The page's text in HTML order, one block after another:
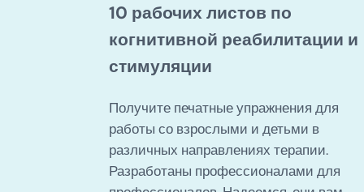
10 рабочих листов по
когнитивной реабилитации и
стимуляции
Получите печатные упражнения для
работы со взрослыми и детьми в
различных направлениях терапии.
Разработаны профессионалами для